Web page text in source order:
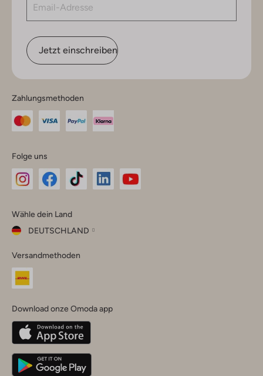
Jetzt einschreiben
Zahlungsmethoden
Folge uns
Instagram
Facebook
TikTok
Wähle dein Land
DEUTSCHLAND
dein
Land
Belgique(Français)
Deutschland
Versandmethoden
Download onze Omoda app